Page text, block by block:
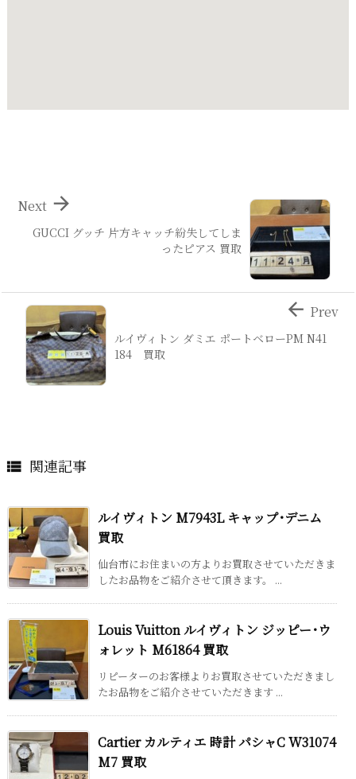
GUCCI グッチ 片方キャッチ紛失してしま
ったピアス 買取

Next
ルイヴィトン ダミエ ポートベローPM N41
184 買取
 Prev
 関連記事
ルイヴィトン M7943L キャップ･デニム
買取
仙台市にお住まいの方よりお買取させていただきま
したお品物をご紹介させて頂きます。 ...
Louis Vuitton ルイヴィトン ジッピー･ウ
ォレット M61864 買取
リピーターのお客様よりお買取させていただきまし
たお品物をご紹介させていただきます ...
Cartier カルティエ 時計 パシャC W31074
M7 買取